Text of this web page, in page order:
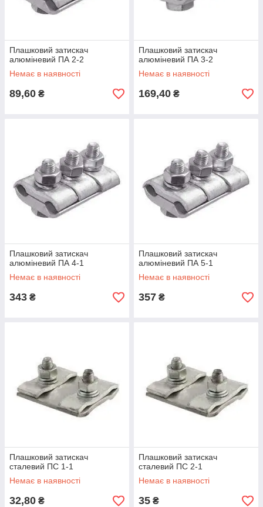
Плашковий затискач
алюміневий ПА 2-2
Немає в наявності
89,60 ₴
Плашковий затискач
алюміневий ПА 3-2
Немає в наявності
169,40 ₴
Плашковий затискач
алюміневий ПА 4-1
Немає в наявності
343 ₴
Плашковий затискач
алюміневий ПА 5-1
Немає в наявності
357 ₴
Плашковий затискач
сталевий ПС 1-1
Немає в наявності
32,80 ₴
Плашковий затискач
сталевий ПС 2-1
Немає в наявності
35 ₴